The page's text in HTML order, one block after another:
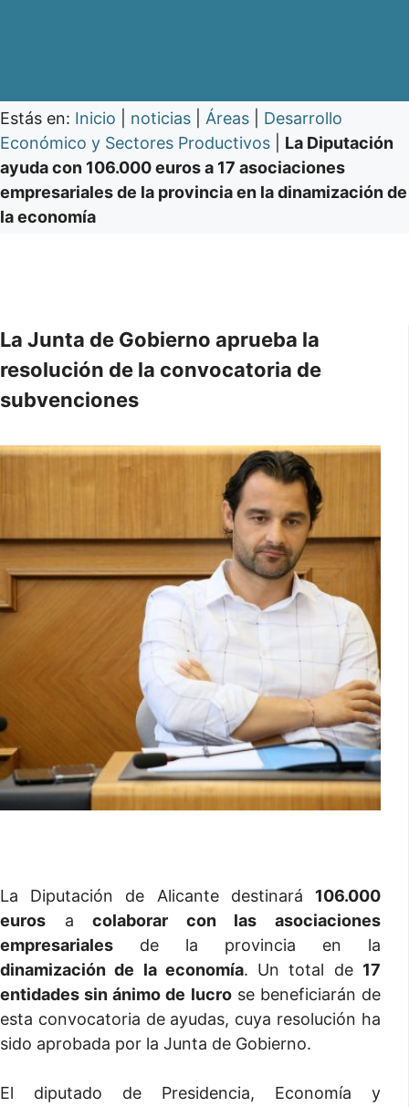
Estás en: Inicio noticias Áreas
Desarrollo
Económico y Sectores Productivos
La Diputación
ayuda con 106.000 euros a 17 asociaciones
empresariales de la provincia en la dinamización de
la economía
La Junta de Gobierno aprueba la
resolución de la convocatoria de
subvenciones
La Diputación de Alicante destinará 106.000
euros acolaborar con las asociaciones
empresariales de la provincia en la
dinamización de la economía. Un total de 17
entidades sin ánimo de lucrose beneficiarán de
esta convocatoria de ayudas, cuya resolución ha
sido aprobada por la Junta de Gobierno.
El diputado de Presidencia, Economía y